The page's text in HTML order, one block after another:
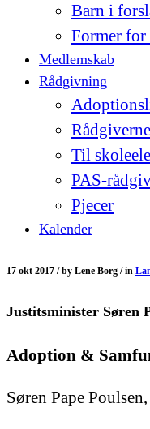
Barn i
Former
Medlemskab
Rådgivning
Rådgiverne
Til
PAS-
Pjecer
Kalender
17 okt 2017 /by Lene Borg /in
Justitsminister Søren
Adoption &
Søren Pape